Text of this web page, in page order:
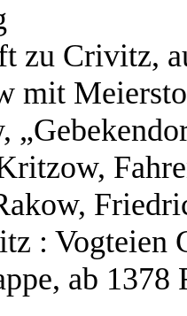
zu Crivitz,
mit
:
ab